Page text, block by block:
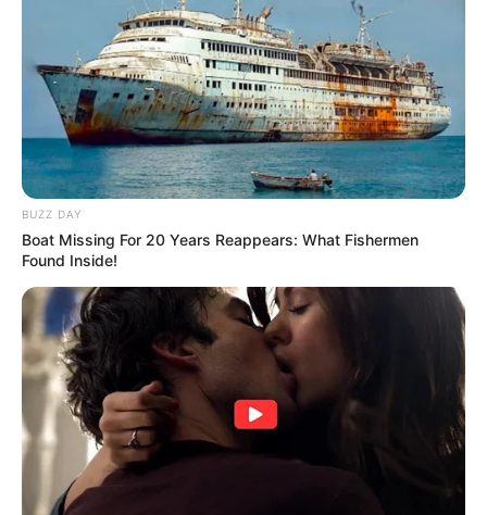
BUZZ DAY
Boat Missing For 20 Years Reappears: What Fishermen
Found Inside!